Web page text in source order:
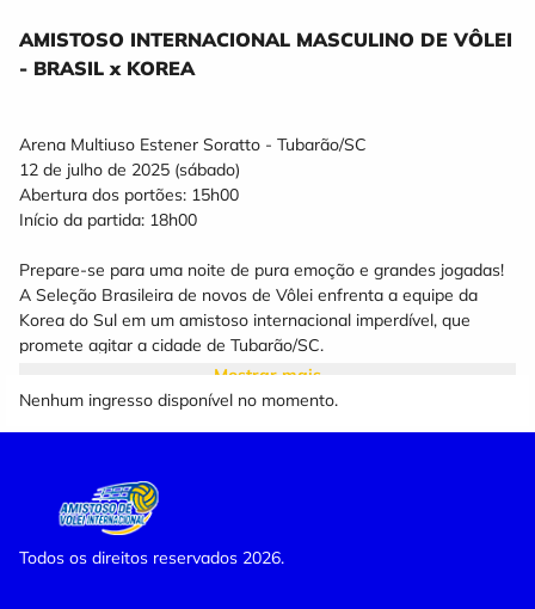
AMISTOSO INTERNACIONAL MASCULINO DE VÔLEI
- BRASIL x KOREA
Arena Multiuso Estener Soratto - Tubarão/SC
12 de julho de 2025 (sábado)
Abertura dos portões: 15h00
Início da partida: 18h00
Prepare-se para uma noite de pura emoção e grandes jogadas!
A Seleção Brasileira de novos de Vôlei enfrenta a equipe da
Korea do Sul em um amistoso internacional imperdível, que
promete agitar a cidade de Tubarão/SC.
Será uma oportunidade única para ver de perto os craques do
Ingressos OUROCARD ELO 50% DE DESCONTO e OUROCARD
VISA/MASTER 25% DE DESCONTO, são exclusivos para cliente
BB Ourocard
Mostrar mais
Nenhum ingresso disponível no momento.
Todos os direitos reservados 2026.